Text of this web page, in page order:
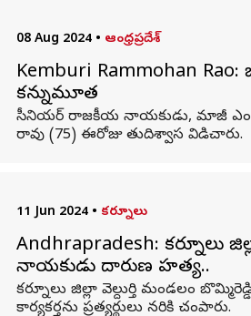
08 Aug 2024 • ఆంధ్రప్రదేశ్
Kemburi Rammohan Rao:
కన్నుమూత
సీనియర్ రాజకీయ నాయకుడు, మాజీ
రావు (75) ఈరోజు తుదిశ్వాస విడిచారు.
11 Jun 2024 • కర్నూలు
Andhrapradesh: కర్నూలు
నాయకుడు దారుణ హత్య..
కర్నూలు జిల్లా వెల్దుర్తి మండలం
కార్యకర్తను ప్రత్యర్థులు నరికి చంపారు.